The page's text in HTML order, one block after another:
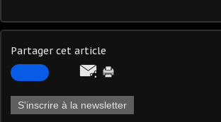
Partager cet article
S'inscrire à la newsletter